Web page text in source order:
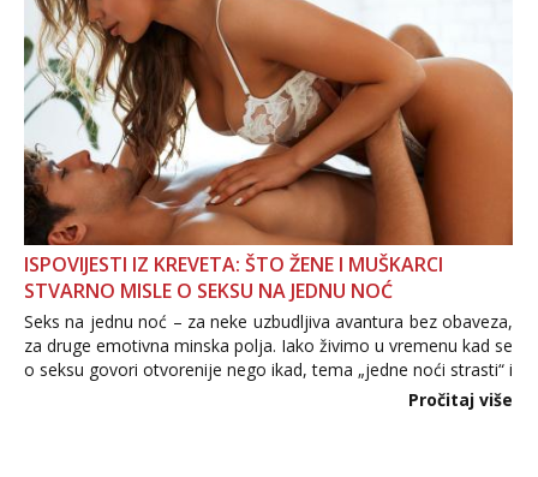
ISPOVIJESTI IZ KREVETA: ŠTO ŽENE I MUŠKARCI
STVARNO MISLE O SEKSU NA JEDNU NOĆ
Seks na jednu noć – za neke uzbudljiva avantura bez obaveza,
za druge emotivna minska polja. Iako živimo u vremenu kad se
o seksu govori otvorenije nego ikad, tema „jedne noći strasti“ i
dalje izaziva burne rasprave. Što zapravo misle žene, a što
Pročitaj više